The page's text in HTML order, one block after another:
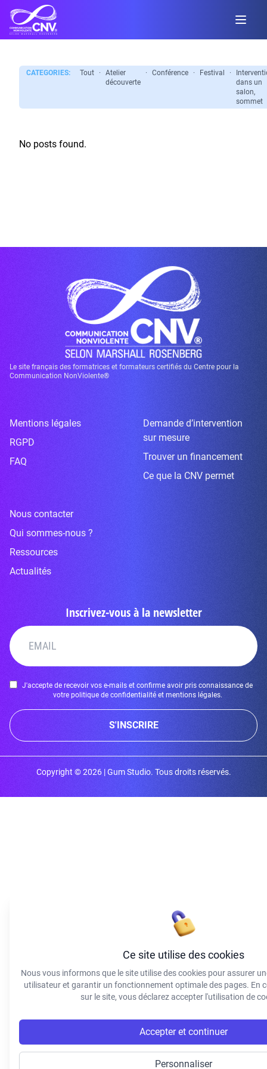
CATEGORIES: Tout ·
Atelier
découverte
· Conférence · Festival ·
dans un
salon,
sommet
No posts found.
Le site français des formatrices et formateurs certifiés du Centre pour la
Communication NonViolente®
Mentions légales
RGPD
FAQ
Demande d’intervention
sur mesure
Trouver un financement
Ce que la CNV permet
Nous contacter
Qui sommes-nous ?
Ressources
Actualités
Inscrivez-vous à la newsletter
J'accepte de recevoir vos e-mails et confirme avoir pris connaissance de
votre politique de confidentialité et mentions légales.
S'INSCRIRE
Copyright © 2026 | Gum Studio. Tous droits réservés.
Ce site utilise des cookies
Nous vous informons que le site utilise des cookies pour assurer
utilisateur et garantir un fonctionnement optimale des pages. En
sur le site, vous déclarez accepter l'utilisation de
Accepter et continuer
Personnaliser